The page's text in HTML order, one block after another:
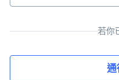
若你
通